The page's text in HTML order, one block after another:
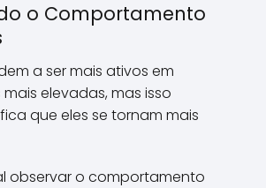
o Comportamento
a ser mais ativos em
elevadas, mas isso
que eles se tornam mais
observar o comportamento